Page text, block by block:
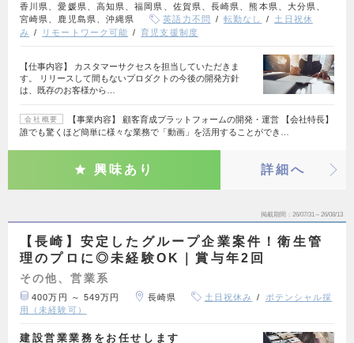
香川県、愛媛県、高知県、福岡県、佐賀県、長崎県、熊本県、大分県、
宮崎県、鹿児島県、沖縄県
英語力不問 転勤なし
土日祝休
み
リモートワーク可能 育児支援制度
【仕事内容】 カスタマーサクセスを担当していただきま
す。 リリースして間もないプロダクトの今後の開発方針
は、既存のお客様から…
会社概要
【事業内容】 顧客育成プラットフォームの開発・運営 【会社特長】
誰でも驚くほど簡単に様々な業務で「動画」を活用することができ…
興味あり 詳細へ
掲載期間 26/07/31～26/08/13
【長崎】安定したグループ企業案件！衛生管
理のプロに◎未経験OK｜賞与年2回
その他、営業系
400万円 ～ 549万円 長崎県 土日祝休み
ポテンシャル採
用（未経験可）
建設営業業務をお任せします